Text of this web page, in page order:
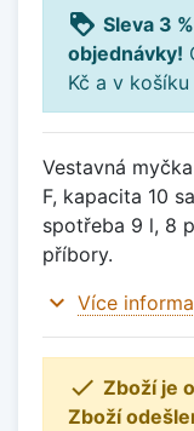
loyalty Sleva 3
objednávky!
Kč a v
Vestavná
F, kapacita 10
spotřeba 9 l, 8
příbory.
expand_more Více
 Zboží je
Zboží